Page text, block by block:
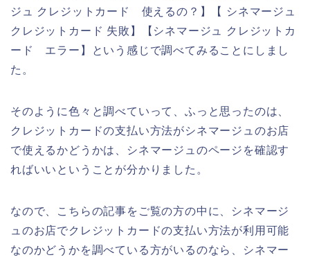
ジュ クレジットカード 使えるの？】【 シネマージュ
クレジットカード 失敗】【シネマージュ クレジットカ
ード エラー】という感じで調べてみることにしまし
た。
そのように色々と調べていって、ふっと思ったのは、
クレジットカードの支払い方法がシネマージュのお店
で使えるかどうかは、シネマージュのページを確認す
ればいいということが分かりました。
なので、こちらの記事をご覧の方の中に、シネマージ
ュのお店でクレジットカードの支払い方法が利用可能
なのかどうかを調べている方がいるのなら、シネマー